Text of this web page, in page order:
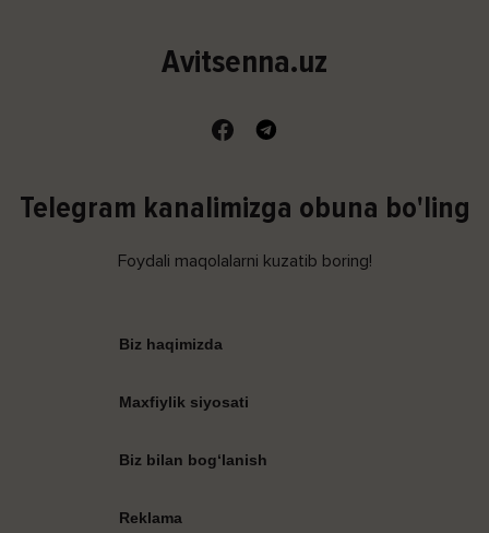
Avitsenna.uz
Telegram kanalimizga obuna bo'ling
Foydali maqolalarni kuzatib boring!
Biz haqimizda
Maxfiylik siyosati
Biz bilan bog‘lanish
Reklama